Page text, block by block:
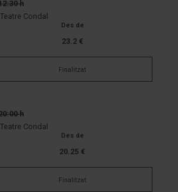
h
Teatre Condal
Des de
23.2 €
Finalitzat
h
Teatre Condal
Des de
20.25 €
Finalitzat